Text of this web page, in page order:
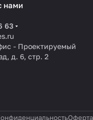
нами
63
- Проектируемый
д. 6, стр. 2
Оферта